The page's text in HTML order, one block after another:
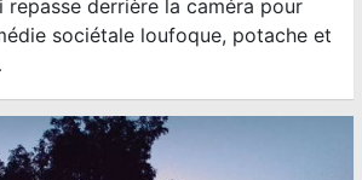
repasse derrière la caméra pour
sociétale loufoque, potache et